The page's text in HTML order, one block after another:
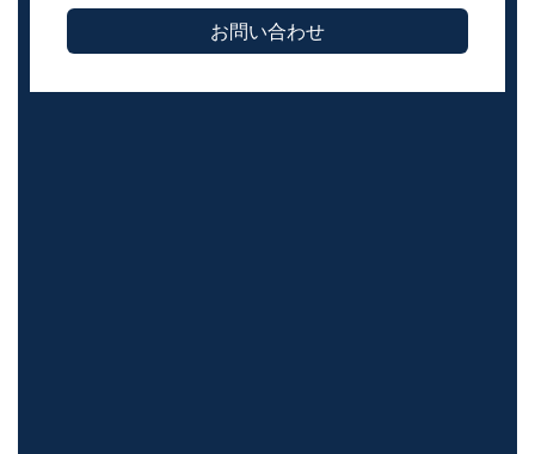
お問い合わせ